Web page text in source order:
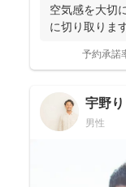
空気感を大切
に切り取りま
予約承諾
宇野り
男性